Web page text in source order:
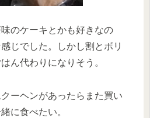
のケーキとかも好きなの
じでした。しかし割とボリ
ん代わりになりそう。
ーヘンがあったらまた買い
に食べたい。